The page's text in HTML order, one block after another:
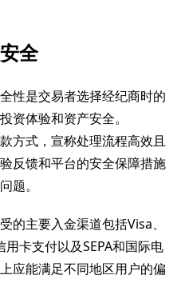
全
性是交易者选择经纪商时的
资体验和资产安全。
方式，宣称处理流程高效且
反馈和平台的安全保障措施
题。
的主要入金渠道包括Visa、
卡支付以及SEPA和国际电
应能满足不同地区用户的偏